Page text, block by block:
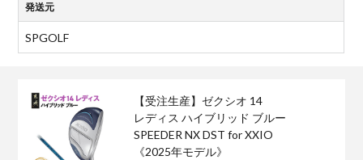
発送元
SPGOLF
【受注生産】ゼクシオ 14
レディス ハイブリッド ブルー
SPEEDER NX DST for XXIO
《2025年モデル》